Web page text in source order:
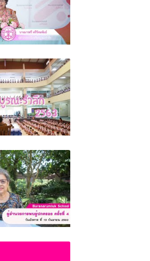
ง ครั้งที่ 5 (เตรียม
ดภาคเรียนที่ 2 ปีการ
รำลึก ตรัง 2563
ครั้งที่ 4 (เรื่องขอ
รงเรียนบูรณะรำลึก